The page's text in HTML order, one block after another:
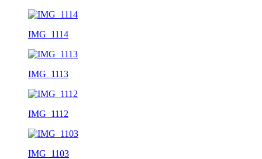
IMG_1114
IMG_1113
IMG_1112
IMG_1103